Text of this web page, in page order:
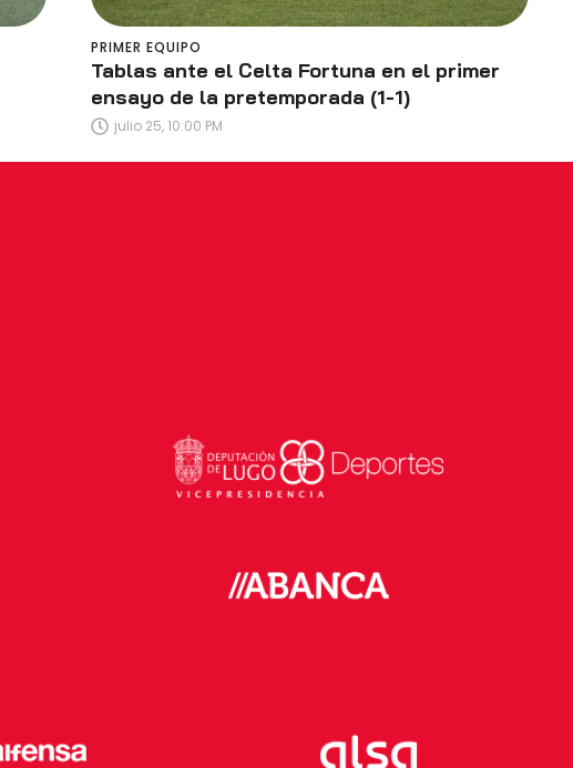
PRIMER EQUIPO
Tablas ante el Celta Fortuna en el primer
ensayo de la pretemporada (1-1)
julio 25, 10:00 PM